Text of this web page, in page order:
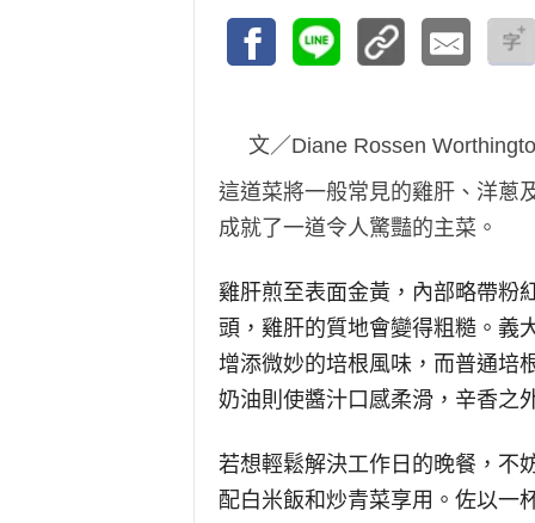
文／Diane Rossen
這道菜將一般常見的雞肝、洋蔥
成就了一道令人驚豔的主菜。
雞肝煎至表面金黃，內部略帶粉
頭，雞肝的質地會變得粗糙。義
增添微妙的培根風味，而普通培
奶油則使醬汁口感柔滑，辛香之
若想輕鬆解決工作日的晚餐，不
配白米飯和炒青菜享用。佐以一